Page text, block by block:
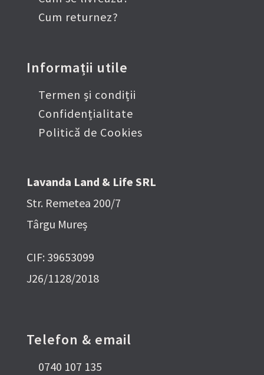
Cum returnez?
Informații utile
Termen și condiții
Confidențialitate
Politică de Cookies
Lavanda Land & Life SRL
Str. Remetea 200/7
Târgu Mureș
CIF: 39653099
J26/1128/2018
Telefon & email
0740 107 135